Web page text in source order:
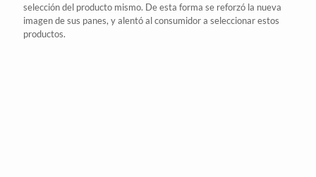
selección del producto mismo. De esta forma se reforzó la nueva
imagen de sus panes, y alentó al consumidor a seleccionar estos
productos.